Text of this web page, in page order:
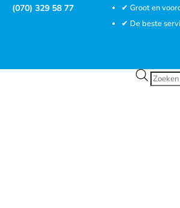
(070) 329 58 77
✔ Groot en
✔ De beste